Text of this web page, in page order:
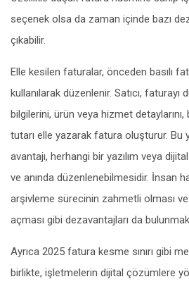
seçenek olsa da zaman içinde bazı
çıkabilir.
Elle kesilen faturalar, önceden basılı
kullanılarak düzenlenir. Satıcı,
bilgilerini, ürün veya hizmet
tutarı elle yazarak fatura oluşturur. Bu
avantajı, herhangi bir yazılım veya
ve anında düzenlenebilmesidir. İnsan
arşivleme sürecinin zahmetli olması
açması gibi dezavantajları da
Ayrıca 2025 fatura kesme sınırı gibi
birlikte, işletmelerin dijital çözümlere